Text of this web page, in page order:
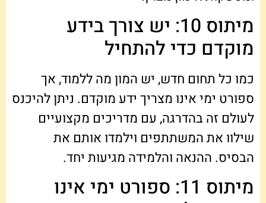
מיתוס 10: יש צורך בידע
מוקדם כדי להתחיל
כמו כל תחום חדש, יש המון מה ללמוד, אך
ספורט ימי אינו מצריך ידע מוקדם. ניתן להיכנס
לעולם זה בהדרגה, עם מדריכים מקצועיים
שילוו את המשתתפים וילמדו אותם את
הבסיס. ההנאה והלמידה מגיעות יחד.
מיתוס 11: ספורט ימי אינו